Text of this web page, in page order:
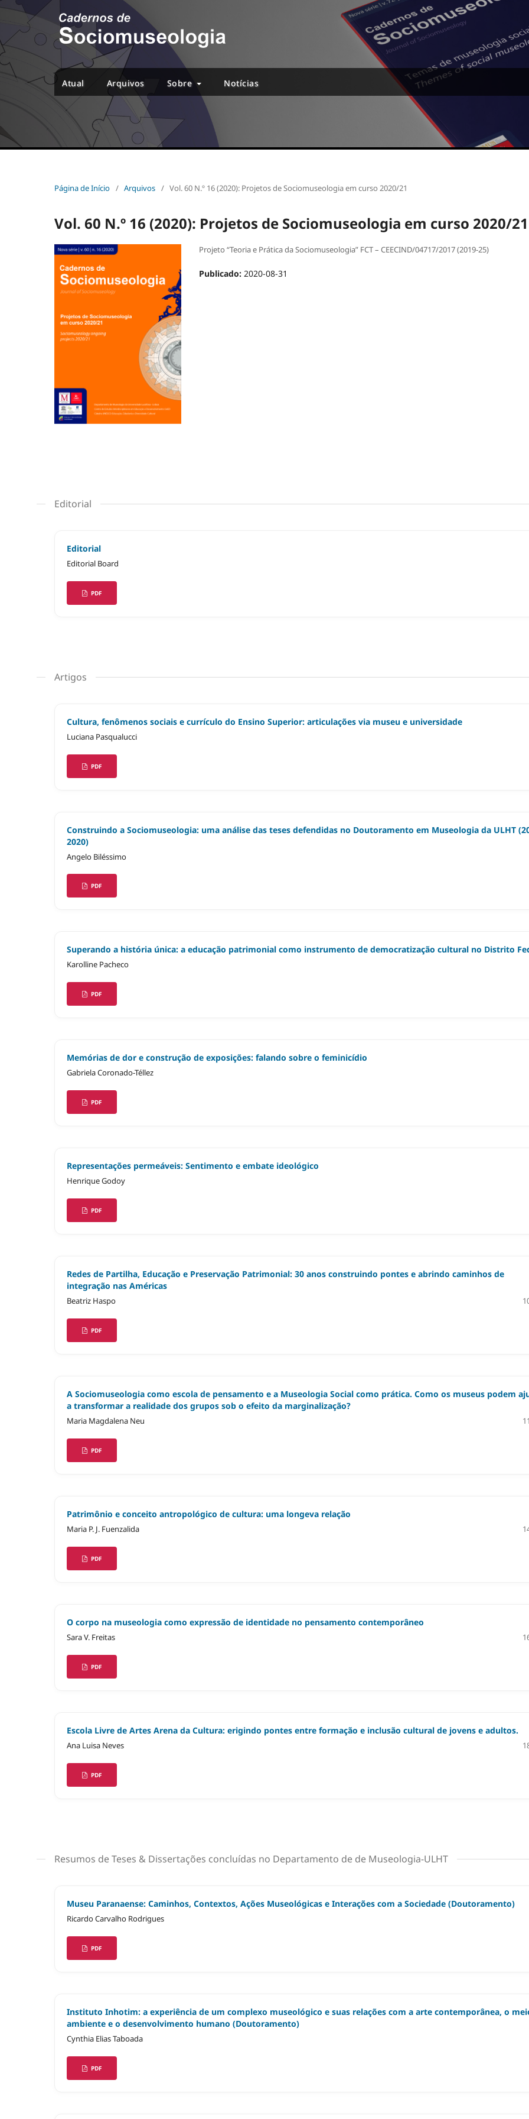
Atual Arquivos Sobre Notícias
Página de Início / Arquivos / Vol. 60 N.º 16 (2020): Projetos de Sociomuseologia em curso 2020/21
Vol. 60 N.º 16 (2020): Projetos de Sociomuseologia em curso 2020/21
Projeto “Teoria e Prática da Sociomuseologia” FCT – CEECIND/04717/2017 (2019-25)
Publicado: 2020-08-31
Editorial
Editorial
Editorial Board
PDF
Artigos
Cultura, fenômenos sociais e currículo do Ensino Superior: articulações via museu e universidade
Luciana Pasqualucci
PDF
Construindo a Sociomuseologia: uma análise das teses defendidas no Doutoramento em Museologia da ULHT
2020)
Angelo Biléssimo
PDF
Superando a história única: a educação patrimonial como instrumento de democratização cultural no Distrito
Karolline Pacheco
PDF
Memórias de dor e construção de exposições: falando sobre o feminicídio
Gabriela Coronado-Téllez
PDF
Representações permeáveis: Sentimento e embate ideológico
Henrique Godoy
PDF
Redes de Partilha, Educação e Preservação Patrimonial: 30 anos construindo pontes e abrindo caminhos de
integração nas Américas
Beatriz Haspo
PDF
A Sociomuseologia como escola de pensamento e a Museologia Social como prática. Como os museus podem
a transformar a realidade dos grupos sob o efeito da marginalização?
Maria Magdalena Neu
PDF
Patrimônio e conceito antropológico de cultura: uma longeva relação
Maria P. J. Fuenzalida
PDF
O corpo na museologia como expressão de identidade no pensamento contemporâneo
Sara V. Freitas
PDF
Escola Livre de Artes Arena da Cultura: erigindo pontes entre formação e inclusão cultural de jovens e adultos.
Ana Luisa Neves
PDF
Resumos de Teses & Dissertações concluídas no Departamento de de Museologia-ULHT
Museu Paranaense: Caminhos, Contextos, Ações Museológicas e Interações com a Sociedade (Doutoramento)
Ricardo Carvalho Rodrigues
PDF
Instituto Inhotim: a experiência de um complexo museológico e suas relações com a arte contemporânea, o
ambiente e o desenvolvimento humano (Doutoramento)
Cynthia Elias Taboada
PDF